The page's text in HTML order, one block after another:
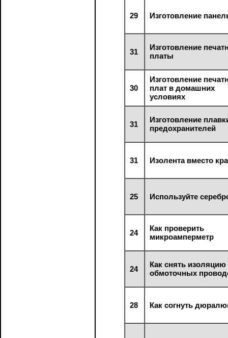
29 Изготовление
31
Изготовление
платы
30
Изготовление
плат в домашних
условиях
31
Изготовление
предохранителей
31 Изолента вместо
25 Используйте
24
Как проверить
микроамперметр
24
Как снять изоляцию
обмоточных
28 Как согнуть